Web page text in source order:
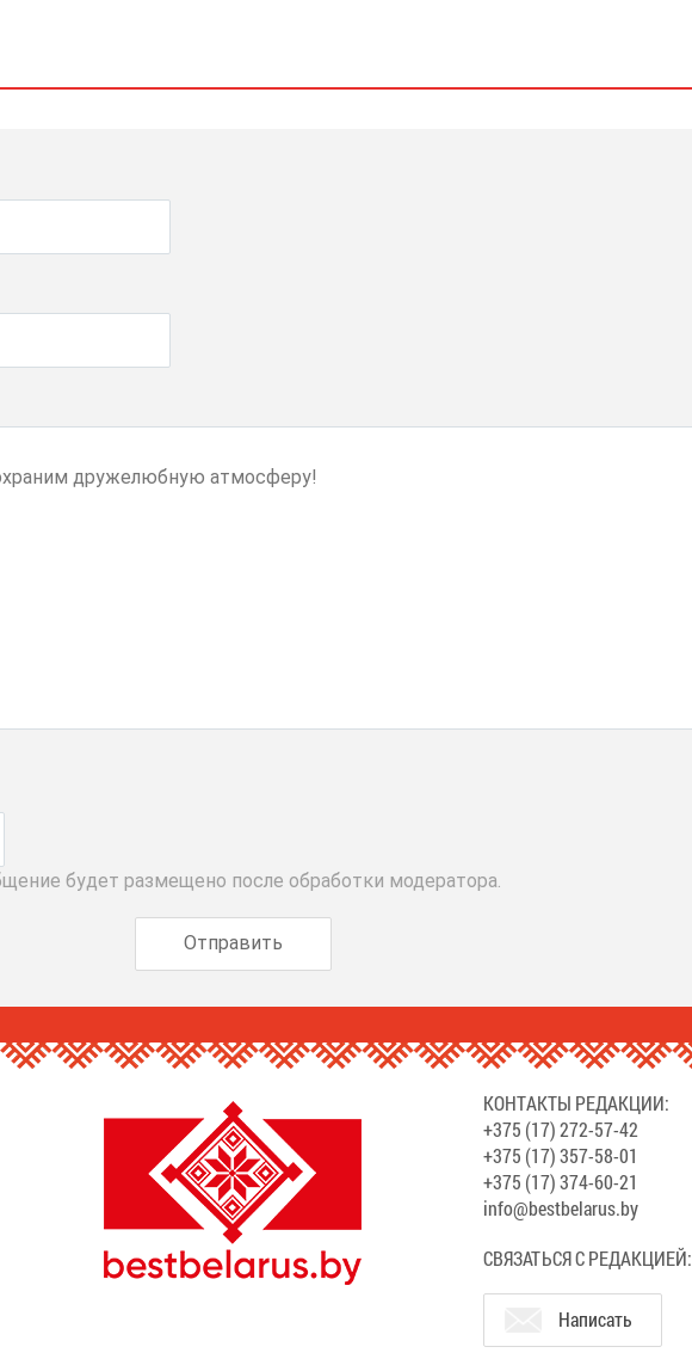
будет размещено после обработки модератора.
КОНТАКТЫ РЕДАКЦИИ:
+375 (17) 272-57-42
+375 (17) 357-58-01
+375 (17) 374-60-21
info@bestbelarus.by
СВЯЗАТЬСЯ С РЕДАКЦИЕЙ:
Написать